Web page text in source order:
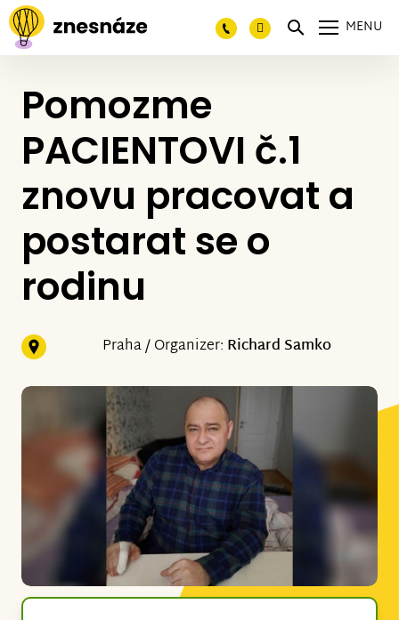
MENU
Pomozme
PACIENTOVI č.1
znovu pracovat a
postarat se o
rodinu
Praha / Organizer: Richard Samko